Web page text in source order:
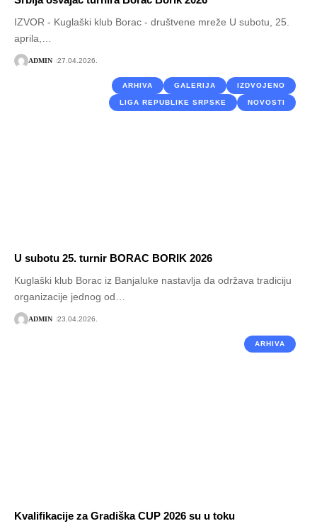
IZVOR - Kuglaški klub Borac - društvene mreže U subotu, 25.
aprila,
ADMIN 27.04.2026.
ARHIVA GALERIJA IZDVOJENO
LIGA REPUBLIKE SRPSKE NOVOSTI
U subotu 25. turnir BORAC BORIK 2026
Kuglaški klub Borac iz Banjaluke nastavlja da održava tradiciju
organizacije jednog od
ADMIN 23.04.2026.
ARHIVA
Kvalifikacije za Gradiška CUP 2026 su u toku